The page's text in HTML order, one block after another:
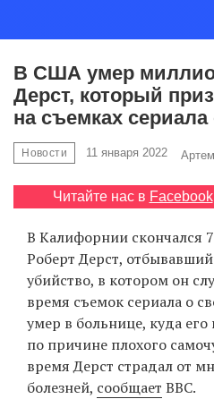
В США умер
Дерст, который
на съемках
Новости 11 января 2022
Читайте нас в Facebook
В Калифорнии скончался
Роберт Дерст,
убийство, в котором он
время съемок сериала о
умер в больнице, куда
по причине плохого
время Дерст страдал от
болезней, сообщает BBC.